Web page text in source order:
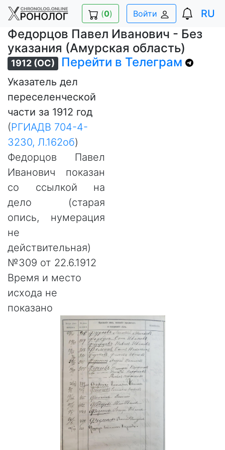
(0) Войти RU
Федорцов Павел Иванович - Без
указания (Амурская область)
1912 (ОС) Перейти в Телеграм
Указатель дел
переселенческой
части за 1912 год
(РГИАДВ 704-4-
3230, Л.162об)
Федорцов Павел
Иванович показан
со ссылкой на
дело (старая
опись, нумерация
не
действительная)
№309 от 22.6.1912
Время и место
исхода не
показано